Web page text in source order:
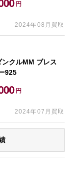
円
2024年08月買取
クルMM ブレス
925
円
2024年07月買取